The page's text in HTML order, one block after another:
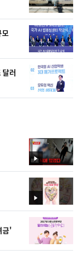
러
영
상
영
상
금'